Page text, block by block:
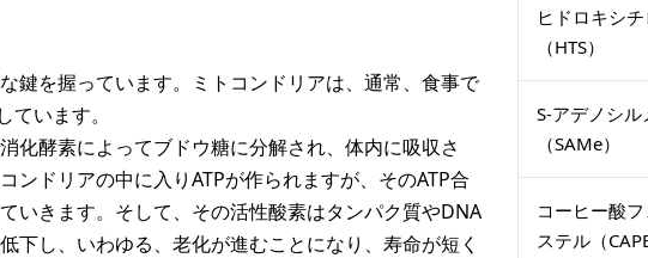
鍵を握っています。ミトコンドリアは、通常、食事で
います。
化酵素によってブドウ糖に分解され、体内に吸収さ
ドリアの中に入りATPが作られますが、そのATP合
いきます。そして、その活性酸素はタンパク質やDNA
下し、いわゆる、老化が進むことになり、寿命が短く
ヒドロキシ
（HTS）
S-アデノシ
（SAMe）
コーヒー酸
ステル（CAPE